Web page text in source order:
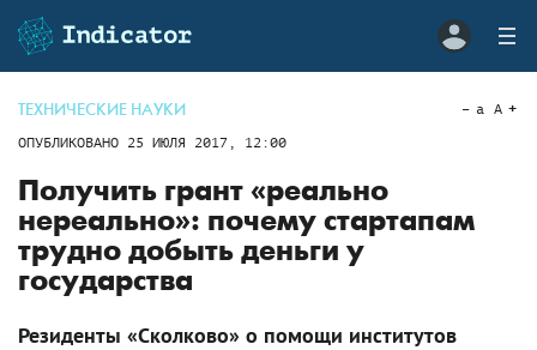
ТЕХНИЧЕСКИЕ НАУКИ
ОПУБЛИКОВАНО 25 ИЮЛЯ 2017, 12:00
a A
Получить грант «реально
нереально»: почему стартапам
трудно добыть деньги у
государства
Резиденты «Сколково» о помощи институтов